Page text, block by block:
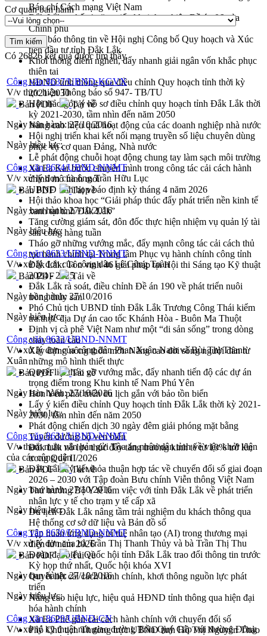
Báo chí Cách mạng Việt Nam
Đắk Lắk sơ kết 4 năm triển khai thực hiện Đề án 06 của
Chính phủ
Họp báo thông tin về Hội nghị Công bố Quy hoạch và Xúc
tiến đầu tư tỉnh Đắk Lắk
Khơi thông điểm nghẽn, đẩy nhanh giải ngân vốn khắc phục
thiên tai
HĐND tỉnh thông qua điều chỉnh Quy hoạch tỉnh thời kỳ
2021-2030
Hội thảo góp ý hồ sơ điều chỉnh quy hoạch tỉnh Đắk Lắk thời
kỳ 2021-2030, tầm nhìn đến năm 2050
Nâng cao hiệu quả hoạt động của các doanh nghiệp nhà nước
Hội nghị triển khai kết nối mạng truyền số liệu chuyên dùng
phục vụ cơ quan Đảng, Nhà nước
Lễ phát động chuỗi hoạt động chung tay làm sạch môi trường
Xã Ea Kar bước chuyển mình trong công tác cải cách hành
chính mô hình mới
UBND tỉnh họp báo định kỳ tháng 4 năm 2026
Hội thảo khoa học “Giải pháp thúc đẩy phát triển nền kinh tế
xanh tại tỉnh Đắk Lắk”
Tăng cường giám sát, đôn đốc thực hiện nhiệm vụ quản lý tài
sản công hàng tuần
Tháo gỡ những vướng mắc, đẩy mạnh công tác cải cách thủ
tục hành chính tại Trung tâm Phục vụ hành chính công tỉnh
Đắk Lắk: Tôn vinh 46 giải pháp tại Hội thi Sáng tạo Kỹ thuật
2024 - 2025
Đắk Lắk rà soát, điều chỉnh Đề án 190 về phát triển nuôi
trồng thủy sản
Phó Chủ tịch UBND tỉnh Đắk Lắk Trương Công Thái kiểm
tra thực địa Dự án cao tốc Khánh Hòa - Buôn Ma Thuột
Định vị cà phê Việt Nam như một “di sản sống” trong dòng
chảy toàn cầu
Xây dựng nông thôn mới: Nâng cao đời sống người dân từ
những mô hình thiết thực
Quyết liệt tháo gỡ vướng mắc, đẩy nhanh tiến độ các dự án
trọng điểm trong Khu kinh tế Nam Phú Yên
Hòn Yến phát triển du lịch gắn với bảo tồn biển
Lấy ý kiến điều chỉnh Quy hoạch tỉnh Đắk Lắk thời kỳ 2021-
2030, tầm nhìn đến năm 2050
Phát động chiến dịch 30 ngày đêm giải phóng mặt bằng
Tuyến đường bộ ven biển
Đắk Lắk nỗ lực thúc đẩy tăng trưởng kinh tế từ 10% trở lên
trong Quý II/2026
Đắk Lắk ký kết thỏa thuận hợp tác về chuyển đổi số giai đoạn
2026 – 2030 với Tập đoàn Bưu chính Viễn thông Việt Nam
Thứ trưởng Bộ Y tế làm việc với tỉnh Đắk Lắk về phát triển
nhân lực y tế cho trạm y tế cấp xã
Du lịch Đắk Lắk nâng tầm trải nghiệm du khách thông qua
Hệ thống cơ sở dữ liệu và Bản đồ số
Tập huấn ứng dụng trí tuệ nhân tạo (AI) trong thương mại
điện tử năm 2026
Đoàn đại biểu Quốc hội tỉnh Đắk Lắk trao đổi thông tin trước
Kỳ họp thứ nhất, Quốc hội khóa XVI
Quyết liệt cải cách hành chính, khơi thông nguồn lực phát
triển
Nâng cao hiệu lực, hiệu quả HĐND tỉnh thông qua hiện đại
hóa hành chính
Xã Ea Phê gắn cải cách hành chính với chuyển đổi số
Phó Chủ tịch Thường trực UBND tỉnh Hồ Thị Nguyên Thảo
Cơ quan ban hành
Có 26826kết quả được tìm thấy
Công văn 8637/UBND-KGVX
V/v thực hiện Thông báo số 947- TB/TU
Bản PDF
Tải về
Ngày ban hành:27/10/2016
Ngày hiệu lực:
Công văn 8634/UBND-NNMT
V/v xử lý đơn của ông Trần Hữu Lục
Bản PDF
Tải về
Ngày ban hành:27/10/2016
Ngày hiệu lực:
Công văn 8633/UBND-NNMT
V/v xử lý đơn của công dân Lê Công Toàn
Bản PDF
Tải về
Ngày ban hành:27/10/2016
Ngày hiệu lực:
Công văn 8632/UBND-NNMT
V/v xử lý đơn của công dân Phan Xuân Nam và Bùi Thị Thanh
Xuân
Bản PDF
Tải về
Ngày ban hành:27/10/2016
Ngày hiệu lực:
Công văn 8631/UBND-NNMT
V/v tham mưu văn bản gửi Tòa án nhân dân tỉnh về việc khởi kiện
của các công dân
Bản PDF
Tải về
Ngày ban hành:27/10/2016
Ngày hiệu lực:
Công văn 8630/UBND-NNMT
V/v xử lý đơn của bà Trần Thị Thanh Thủy và bà Trần Thị Thu
Bản PDF
Tải về
Ngày ban hành:27/10/2016
Ngày hiệu lực:
Công văn 8629/UBND-CN
V/v xử lý kỹ thuật nút giao đường Trần Quý Cáp với đường Đông